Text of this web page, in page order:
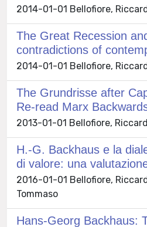
2014-01-01 Bellofiore,
The Great Recession
contradictions of
2014-01-01 Bellofiore,
The Grundrisse after
Re-read Marx
2013-01-01 Bellofiore,
H.-G. Backhaus e la
di valore: una
2016-01-01 Bellofiore,
Tommaso
Hans-Georg Backhaus: